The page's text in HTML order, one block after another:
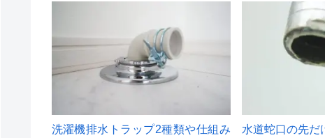
洗濯機排水トラップ2種類や仕組み
水道蛇口の先だ